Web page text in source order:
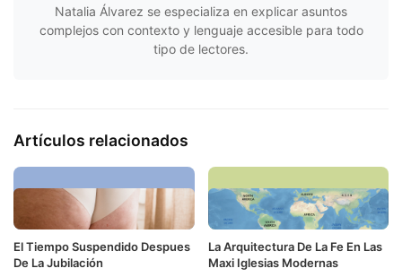
Natalia Álvarez se especializa en explicar asuntos
complejos con contexto y lenguaje accesible para todo
tipo de lectores.
Artículos relacionados
El Tiempo Suspendido Despues
De La Jubilación
La Arquitectura De La Fe En Las
Maxi Iglesias Modernas